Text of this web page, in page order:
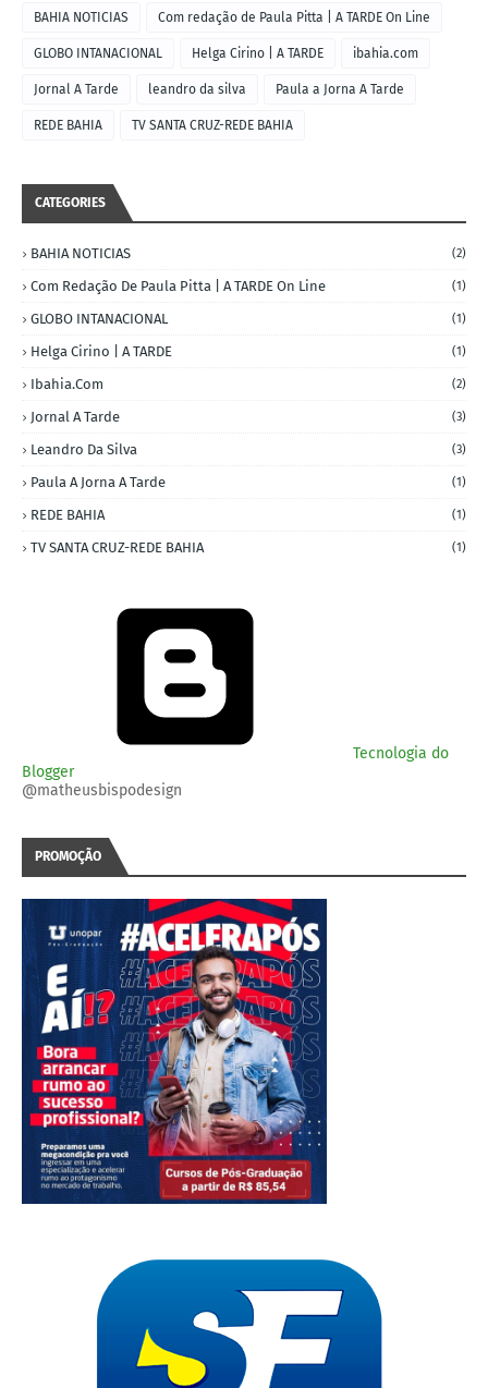
BAHIA NOTICIAS Com redação de Paula Pitta | A TARDE On Line
GLOBO INTANACIONAL Helga Cirino | A TARDE ibahia.com
Jornal A Tarde leandro da silva Paula a Jorna A Tarde
REDE BAHIA TV SANTA CRUZ-REDE BAHIA
CATEGORIES
BAHIA NOTICIAS (2)
Com Redação De Paula Pitta | A TARDE On Line (1)
GLOBO INTANACIONAL (1)
Helga Cirino | A TARDE (1)
Ibahia.com (2)
Jornal A Tarde (3)
Leandro Da Silva (3)
Paula A Jorna A Tarde (1)
REDE BAHIA (1)
TV SANTA CRUZ-REDE BAHIA (1)
Tecnologia do
Blogger
@matheusbispodesign
PROMOÇÃO